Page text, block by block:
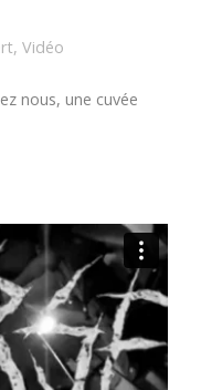
, Vidéo
nous, une cuvée